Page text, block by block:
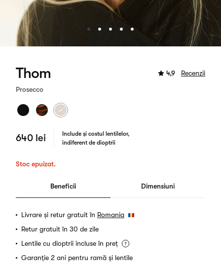
Thom 4,9 Recenzii
Prosecco
640 lei
Include și costul lentilelor,
indiferent de dioptrii
Stoc epuizat.
Beneficii Dimensiuni
Livrare și retur gratuit în Romania
Retur gratuit în 30 de zile
Lentile cu dioptrii incluse în preț
Garanție 2 ani pentru ramă și lentile